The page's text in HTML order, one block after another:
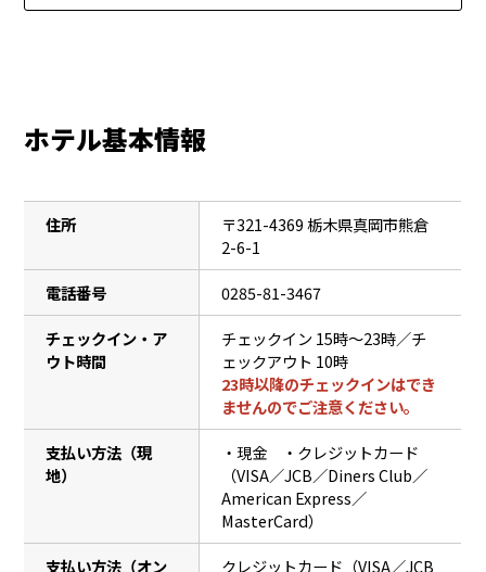
ホテル基本情報
住所
〒321-4369 栃木県真岡市熊倉
2-6-1
電話番号
0285-81-3467
チェックイン・ア
ウト時間
チェックイン 15時〜23時／チ
ェックアウト 10時
23時以降のチェックインはでき
ませんのでご注意ください。
支払い方法（現
地）
・現金 ・クレジットカード
（VISA／JCB／Diners Club／
American Express／
MasterCard）
支払い方法（オン
クレジットカード（VISA／JCB